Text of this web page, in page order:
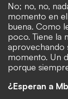
No; no, no,
momento en
buena. Como
poco. Tiene la
aprovechando
momento. Un
porque
¿Esperan a